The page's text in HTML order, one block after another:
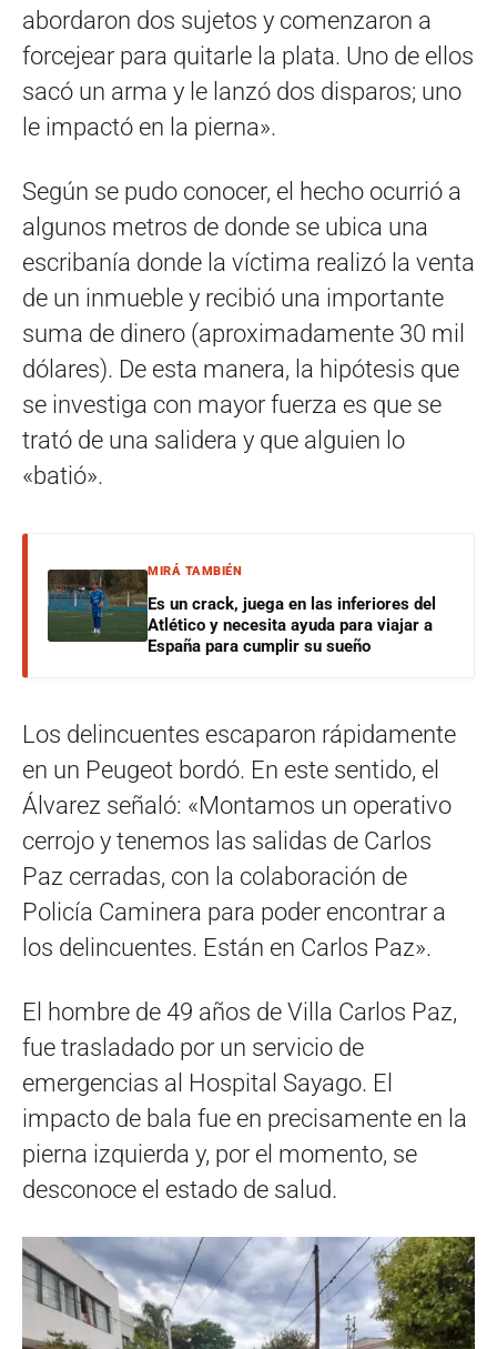
abordaron dos sujetos y comenzaron a
forcejear para quitarle la plata. Uno de ellos
sacó un arma y le lanzó dos disparos; uno
le impactó en la pierna».
Según se pudo conocer, el hecho ocurrió a
algunos metros de donde se ubica una
escribanía donde la víctima realizó la venta
de un inmueble y recibió una importante
suma de dinero (aproximadamente 30 mil
dólares). De esta manera, la hipótesis que
se investiga con mayor fuerza es que se
trató de una salidera y que alguien lo
«batió».
MIRÁ TAMBIÉN
Es un crack, juega en las inferiores del
Atlético y necesita ayuda para viajar a
España para cumplir su sueño
Los delincuentes escaparon rápidamente
en un Peugeot bordó. En este sentido, el
Álvarez señaló: «Montamos un operativo
cerrojo y tenemos las salidas de Carlos
Paz cerradas, con la colaboración de
Policía Caminera para poder encontrar a
los delincuentes. Están en Carlos Paz».
El hombre de 49 años de Villa Carlos Paz,
fue trasladado por un servicio de
emergencias al Hospital Sayago. El
impacto de bala fue en precisamente en la
pierna izquierda y, por el momento, se
desconoce el estado de salud.